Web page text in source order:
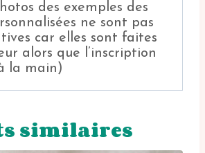
des exemples des
ne sont pas
car elles sont faites
alors que l’inscription
la main)
similaires